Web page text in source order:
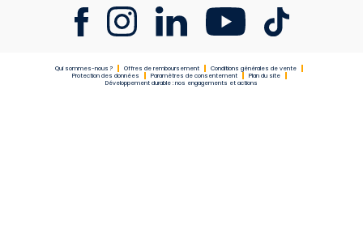
Qui sommes-nous ? Offres de remboursement
Conditions générales de vente
Protection des données
Paramètres de consentement
Plan du site
Développement durable : nos engagements et actions